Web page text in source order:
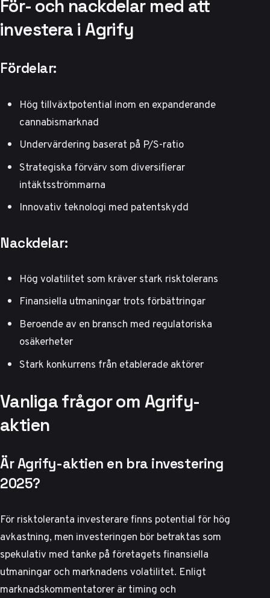
För- och nackdelar med att
investera i Agrify
Fördelar:
Hög tillväxtpotential inom en expanderande
cannabismarknad
Undervärdering baserat på P/S-ratio
Strategiska förvärv som diversifierar
intäktsströmmarna
Innovativ teknologi med patentskydd
Nackdelar:
Hög volatilitet som kräver stark risktolerans
Finansiella utmaningar trots förbättringar
Beroende av en bransch med regulatoriska
osäkerheter
Stark konkurrens från etablerade aktörer
Vanliga frågor om Agrify-
aktien
Är Agrify-aktien en bra investering
2025?
För risktoleranta investerare finns potential för hög
avkastning, men investeringen bör betraktas som
spekulativ med tanke på företagets finansiella
utmaningar och marknadens volatilitet. Enligt
marknadskommentatorerär timing och